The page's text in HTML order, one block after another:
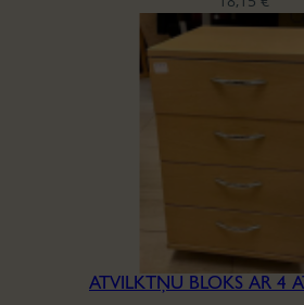
ATVILKTŅU BLOKS AR 4